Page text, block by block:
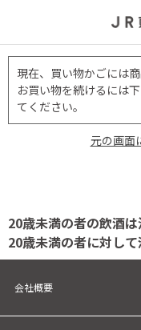
現在、買い物かごには
お買い物を続けるには
てください。
元の画面
20歳未満の者の飲酒は
20歳未満の者に対して
会社概要